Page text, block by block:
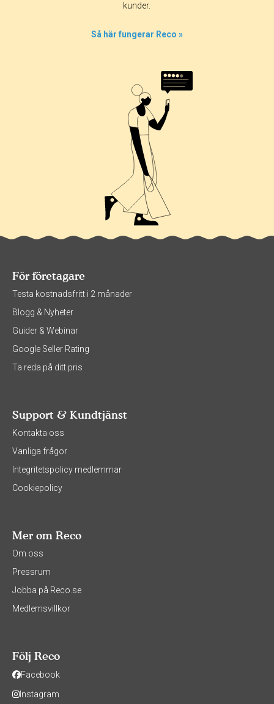
kunder.
Så här fungerar Reco »
För företagare
Testa kostnadsfritt i 2 månader
Blogg & Nyheter
Guider & Webinar
Google Seller Rating
Ta reda på ditt pris
Support & Kundtjänst
Kontakta oss
Vanliga frågor
Integritetspolicy medlemmar
Cookiepolicy
Mer om Reco
Om oss
Pressrum
Jobba på Reco.se
Medlemsvillkor
Följ Reco
Facebook
Instagram